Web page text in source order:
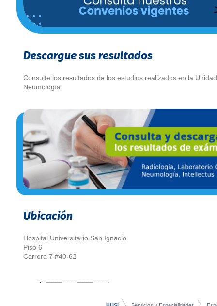
Descargue sus resultados
Consulte los resultados de los estudios realizados en la
Neumología.
Ubicación
Hospital Universitario San Ignacio
Piso 6
Carrera 7 #40-62